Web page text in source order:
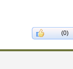
(0)